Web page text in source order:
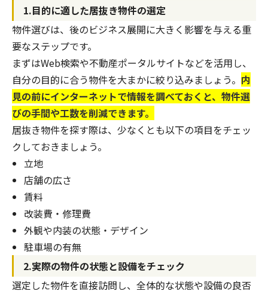
1.目的に適した居抜き物件の選定
物件選びは、後のビジネス展開に大きく影響を与える重
要なステップです。
まずはWeb検索や不動産ポータルサイトなどを活用し、
自分の目的に合う物件を大まかに絞り込みましょう。 内
見の前にインターネットで情報を調べておくと、物件選
びの手間や工数を削減できます。
居抜き物件を探す際は、少なくとも以下の項目をチェッ
クしておきましょう。
立地
店舗の広さ
賃料
改装費・修理費
外観や内装の状態・デザイン
駐車場の有無
2.実際の物件の状態と設備をチェック
選定した物件を直接訪問し、全体的な状態や設備の良否